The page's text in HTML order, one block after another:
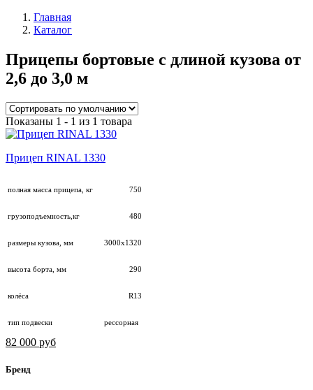
Главная
Каталог
Прицепы бортовые с длиной кузова от
2,6 до 3,0 м
Показаны 1 - 1 из 1 товара
Прицеп RINAL 1330
полная масса прицепа, кг 750
грузоподъемность,кг 480
размеры кузова, мм 3000х1320
высота борта, мм 290
колёса R13
тип подвески рессорная
82 000 руб
Бренд